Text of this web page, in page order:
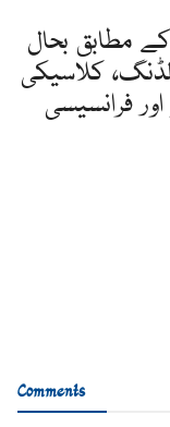
مطابق بحال
کلاسیکی
فرانسیسی
Comments